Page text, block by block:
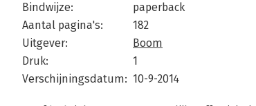
Bindwijze:
paperback
Aantal pagina's:
182
Uitgever:
Boom
Druk:
1
Verschijningsdatum: 10-9-2014